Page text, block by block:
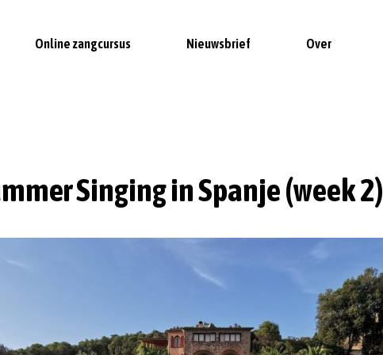
Online zangcursus Nieuwsbrief Over
Singing in Spanje (week 2)